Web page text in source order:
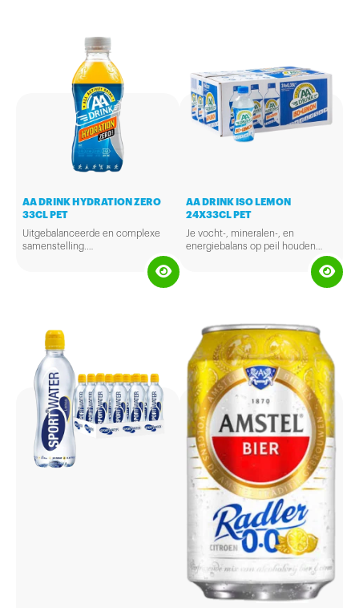
AA DRINK HYDRATION ZERO
33CL PET
Uitgebalanceerde en complexe
samenstelling.
(energievoorraad) in je spieren
maximaal aan, ruim voor of net na
AA DRINK ISO LEMON
24X33CL PET
Je vocht-, mineralen-, en
energiebalans op peil houden
allemaal met een verfrissende